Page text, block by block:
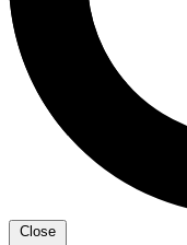
Close